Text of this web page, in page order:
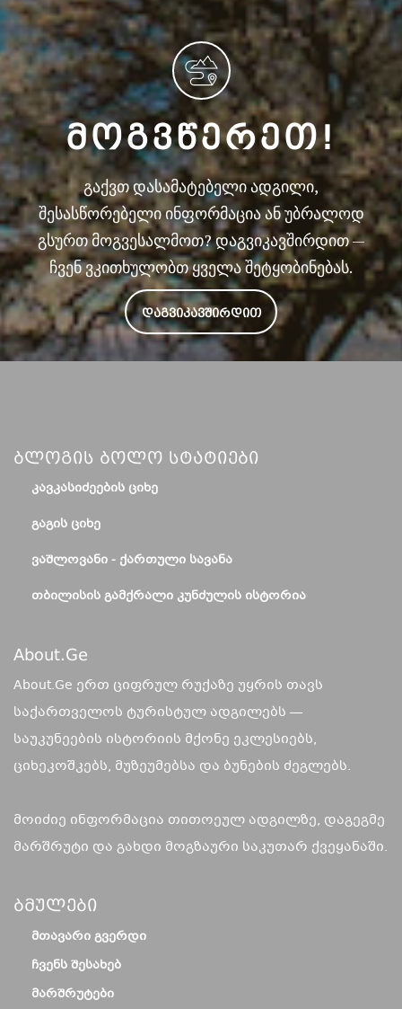
ᲛᲝᲒᲕᲬᲔᲠᲔᲗ!
გაქვთ დასამატებელი ადგილი,
შესასწორებელი ინფორმაცია ან უბრალოდ
გსურთ მოგვესალმოთ? დაგვიკავშირდით —
ჩვენ ვკითხულობთ ყველა შეტყობინებას.
ᲓᲐᲒᲕᲘᲙᲐᲕᲨᲘᲠᲓᲘᲗ
Ბლოგის Ბოლო Სტატიები
ᲙᲐᲕᲙᲐᲡᲘᲫᲔᲔᲑᲘᲡ ᲪᲘᲮᲔ
ᲒᲐᲒᲘᲡ ᲪᲘᲮᲔ
ᲕᲐᲨᲚᲝᲕᲐᲜᲘ - ᲥᲐᲠᲗᲣᲚᲘ ᲡᲐᲕᲐᲜᲐ
ᲗᲑᲘᲚᲘᲡᲘᲡ ᲒᲐᲛᲥᲠᲐᲚᲘ ᲙᲣᲜᲫᲣᲚᲘᲡ ᲘᲡᲢᲝᲠᲘᲐ
About.ge
About.Ge ერთ ციფრულ რუქაზე უყრის თავს
საქართველოს ტურისტულ ადგილებს —
საუკუნეების ისტორიის მქონე ეკლესიებს,
ციხეკოშკებს, მუზეუმებსა და ბუნების ძეგლებს.
მოიძიე ინფორმაცია თითოეულ ადგილზე, დაგეგმე
მარშრუტი და გახდი მოგზაური საკუთარ ქვეყანაში.
Ბმულები
ᲛᲗᲐᲕᲐᲠᲘ ᲒᲕᲔᲠᲓᲘ
ᲩᲕᲔᲜᲡ ᲨᲔᲡᲐᲮᲔᲑ
ᲛᲐᲠᲨᲠᲣᲢᲔᲑᲘ